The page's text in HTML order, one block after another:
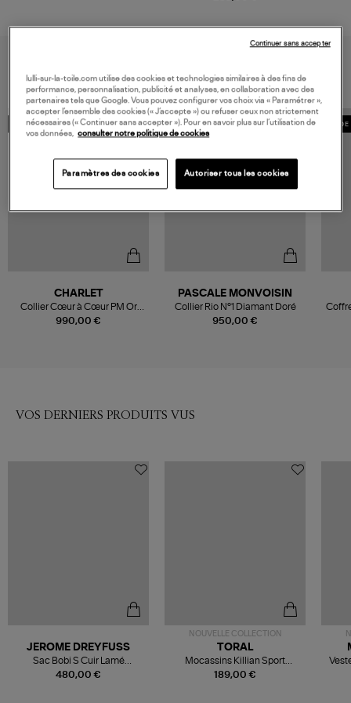
MADE IN FRANCE
990,00 €
CHARLET
Collier Cœur à Cœur PM Or
Jaune
950,00 €
PASCALE MONVOISIN
Collier Rio N°1 Diamant Doré
VOS DERNIERS PRODUITS VUS
480,00 €
JEROME DREYFUSS
Sac Bobi S Cuir Lamé
Champagne
NOUVELLE COLLECTION
189,00 €
TORAL
Mocassins Killian Sport
Mousse
lulli-sur-la-toile.com utilise des cookies et technologies similaires à des fins de
performance, personnalisation, publicité et analyses, en collaboration avec des
partenaires tels que Google. Vous pouvez configurer vos choix via « Paramétrer »,
accepter l’ensemble des cookies (« J’accepte ») ou refuser ceux non strictement
nécessaires (« Continuer sans accepter »). Pour en savoir plus sur l’utilisation de
vos données, consulter notre politique de cookies
Paramètres des cookies Autoriser tous les cookies
Continuer sans accepter